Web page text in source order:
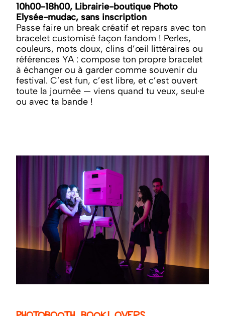
10h00-18h00, Librairie-boutique Photo
Elysée-mudac, sans inscription
Passe faire un break créatif et repars avec ton
bracelet customisé façon fandom ! Perles,
couleurs, mots doux, clins d’œil littéraires ou
références YA : compose ton propre bracelet
à échanger ou à garder comme souvenir du
festival. C’est fun, c’est libre, et c’est ouvert
toute la journée — viens quand tu veux, seul·e
ou avec ta bande !